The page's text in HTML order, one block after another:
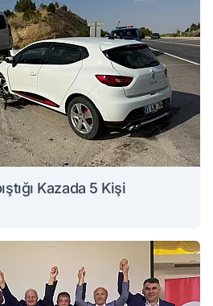
Kazada 5 Kişi